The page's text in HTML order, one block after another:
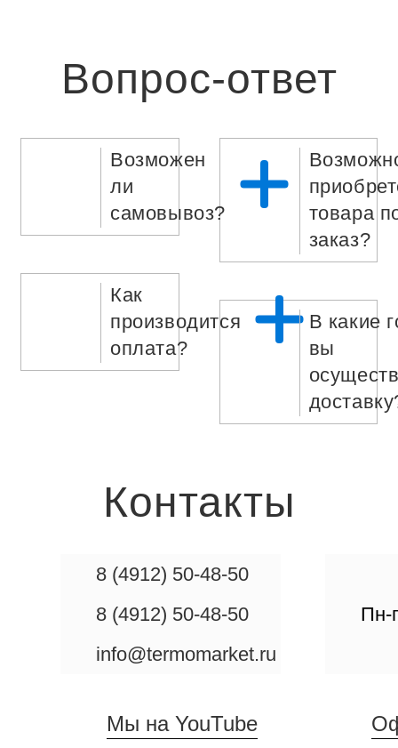
Вопрос-ответ
Возможен
ли
самовывоз?
Как
производится
оплата?
товара
заказ?
В какие
вы
Контакты
8 (4912) 50-48-50
8 (4912) 50-48-50
info@termomarket.ru
Пн-
Мы на YouTube